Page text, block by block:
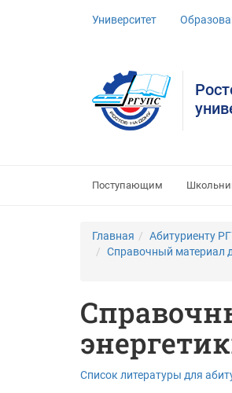
Университет
Поступающим
Главная Абитуриенту
Справочный материал
Список литературы для